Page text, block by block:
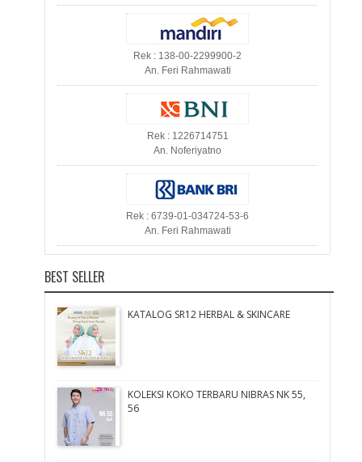
Rek : 138-00-2299900-2
An. Feri Rahmawati
Rek : 1226714751
An. Noferiyatno
Rek : 6739-01-034724-53-6
An. Feri Rahmawati
BEST SELLER
KATALOG SR12 HERBAL & SKINCARE
KOLEKSI KOKO TERBARU NIBRAS NK 55,
56